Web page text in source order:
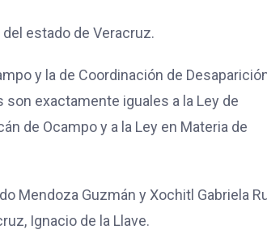
estado de Veracruz.
y la de Coordinación de
exactamente iguales a la Ley de
de Ocampo y a la Ley en Materia de
Mendoza Guzmán y Xochitl Gabriela
Ignacio de la Llave.